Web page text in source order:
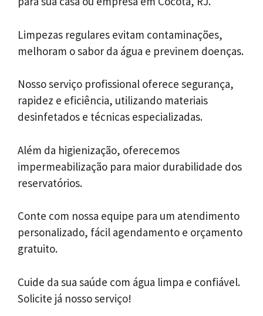
Limpezas regulares evitam contaminações,
melhoram o sabor da água e previnem doenças.
Nosso serviço profissional oferece segurança,
rapidez e eficiência, utilizando materiais
desinfetados e técnicas especializadas.
Além da higienização, oferecemos
impermeabilização para maior durabilidade dos
reservatórios.
Conte com nossa equipe para um atendimento
personalizado, fácil agendamento e orçamento
gratuito.
Cuide da sua saúde com água limpa e confiável.
Solicite já nosso serviço!